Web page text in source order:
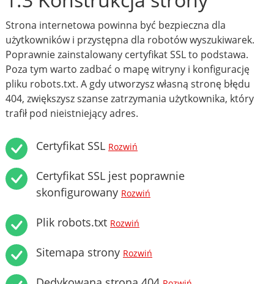
Strona internetowa powinna być bezpieczna dla
użytkowników i przystępna dla robotów wyszukiwarek.
Poprawnie zainstalowany certyfikat SSL to podstawa.
Poza tym warto zadbać o mapę witryny i konfigurację
pliku robots.txt. A gdy utworzysz własną stronę błędu
404, zwiększysz szanse zatrzymania użytkownika, który
trafił pod nieistniejący adres.
Certyfikat SSL Rozwiń
Certyfikat SSL jest poprawnie
skonfigurowany Rozwiń
Plik robots.txt Rozwiń
Sitemapa strony Rozwiń